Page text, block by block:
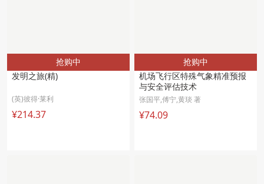
抢购中
发明之旅(精)
(英)彼得·莱利
¥214.37
抢购中
机场飞行区特殊气象精准预报
与安全评估技术
张国平,傅宁,黄琰 著
¥74.09